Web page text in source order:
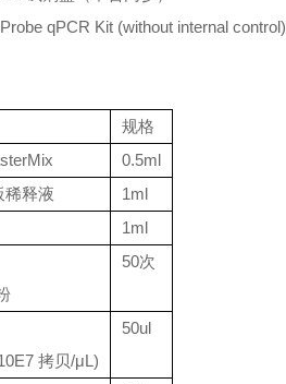
qPCR Kit (without internal control)
规格
0.5ml
稀释液
1ml
1ml
50次
拷贝/μL)
50ul